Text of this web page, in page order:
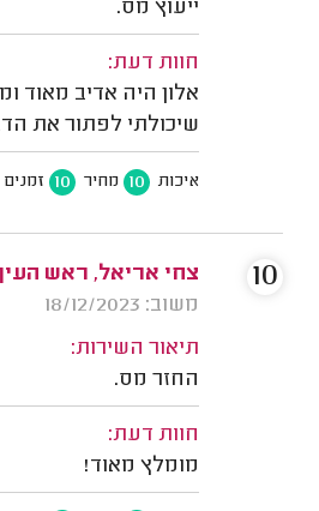
ייעוץ מס.
חוות דעת:
אלון היה אדיב מאוד
שיכולתי לפתור את
איכות 10 מחיר 10 זמנים
צחי אריאל, ראש
משוב: 18/12/2023
תיאור השירות:
החזר מס.
חוות דעת:
מומלץ מאוד!
10